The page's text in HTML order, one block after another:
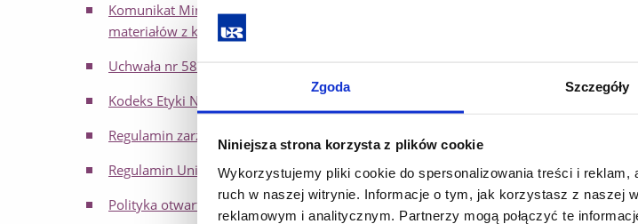
Zgoda Szczegóły
Niniejsza strona korzysta z plików cookie
Wykorzystujemy pliki cookie do spersonalizowania treści i reklam,
ruch w naszej witrynie. Informacje o tym, jak korzystasz z naszej
reklamowym i analitycznym. Partnerzy mogą połączyć te
Komunikat Ministra Edukacji i Nauki z dnia 03 listopada 2023 r. o zmianie i
materiałów z konferencji międzynarodowych
Uchwała nr 580/06/2020 Senatu Uniwersytetu Rzeszowskiego z 25 czerwca 2020 r.
Kodeks Etyki Nauczycieli akademickich Uniwersytetu Rzeszowskiego - Załącznik do
Regulamin zarządzania prawami autorskimi, prawami pokrewnymi i prawami
Regulamin Uniwersyteckiego Centrum Transferu Technologii Uniwersytetu
Polityka otwartości dostępu do publikacji naukowych wraz z danymi badawczymi